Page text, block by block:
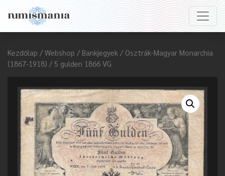
Kezdőlap / Webshop / Bankjegyek / Osztrák-Magyar Monarchia
(1867-1918) / 5 gulden 1866 VG